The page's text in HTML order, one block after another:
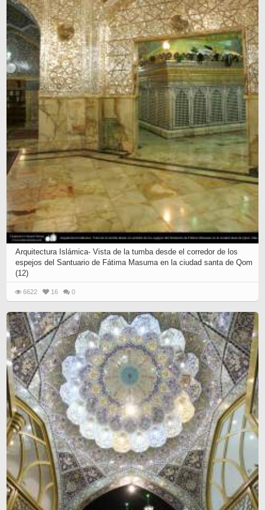
Arquitectura Islámica- Vista de la tumba desde el corredor de los
espejos del Santuario de Fátima Masuma en la ciudad santa de Qom
(12)
6622 16 0